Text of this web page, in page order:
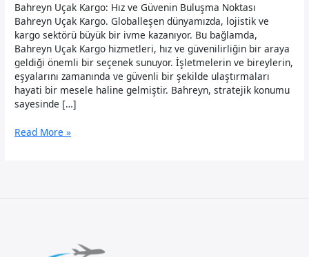
Bahreyn Uçak Kargo: Hız ve Güvenin Buluşma Noktası
Bahreyn Uçak Kargo. Globalleşen dünyamızda, lojistik ve
kargo sektörü büyük bir ivme kazanıyor. Bu bağlamda,
Bahreyn Uçak Kargo hizmetleri, hız ve güvenilirliğin bir araya
geldiği önemli bir seçenek sunuyor. İşletmelerin ve bireylerin,
eşyalarını zamanında ve güvenli bir şekilde ulaştırmaları
hayati bir mesele haline gelmiştir. Bahreyn, stratejik konumu
sayesinde […]
Bahreyn
Read More »